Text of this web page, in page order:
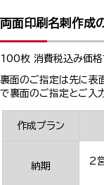
両面印刷名刺作成
100枚 消費税込み価格
裏面のご指定は先に表
で裏面のご指定とご入
作成プラン
納期
2